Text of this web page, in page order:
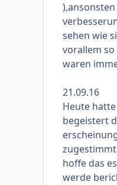
sehen wie
vorallem
waren
21.09.16
Heute
begeistert
hoffe das
werde